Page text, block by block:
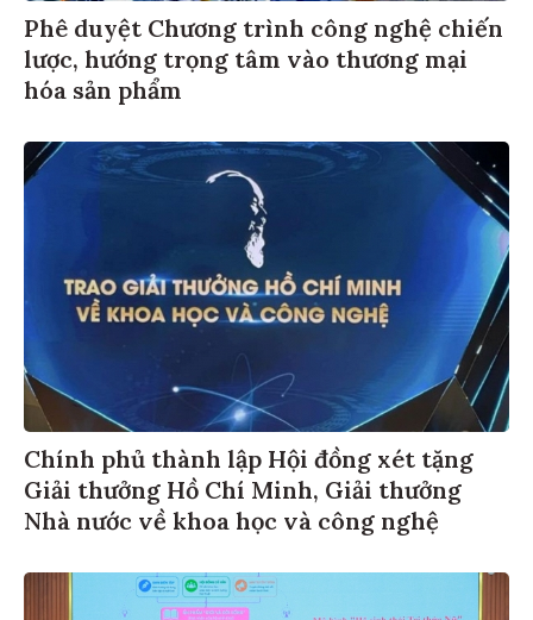
Phê duyệt Chương trình công nghệ chiến
lược, hướng trọng tâm vào thương mại
hóa sản phẩm
Chính phủ thành lập Hội đồng xét tặng
Giải thưởng Hồ Chí Minh, Giải thưởng
Nhà nước về khoa học và công nghệ